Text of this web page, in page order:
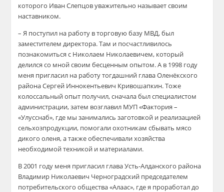
которого Иван Слепцов уважительно называет своим
наставником.
– Я поступил на работу в торговую базу МВД, был
заместителем директора. Там и посчастливилось
познакомиться с Николаем Николаевичем, который
делился со мной своим бесценным опытом. А в 1998 году
меня пригласил на работу тогдашний главаОленёкского
района Сергей Иннокентьевич Кривошапкин. Тоже
колоссальный опыт получил, сначала был специалистом
администрации, затем возглавил МУП «Фактория –
«Улусснаб», где мы занимались заготовкой и реализацией
сельхозпродукции, помогали охотникам сбывать мясо
дикого оленя, а также обеспечивали хозяйства
необходимой техникой и материалами.
В 2001 году меня пригласил главаУсть-Алданского района
Владимир Николаевич Черноградский председателем
потребительского общества «Алаас», где я проработал до